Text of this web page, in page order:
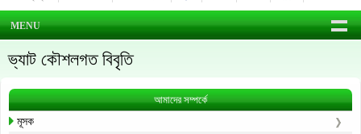
MENU
ভ্যাট কৌশলগত বিবৃতি
আমাদের সম্পর্কে
মূসক